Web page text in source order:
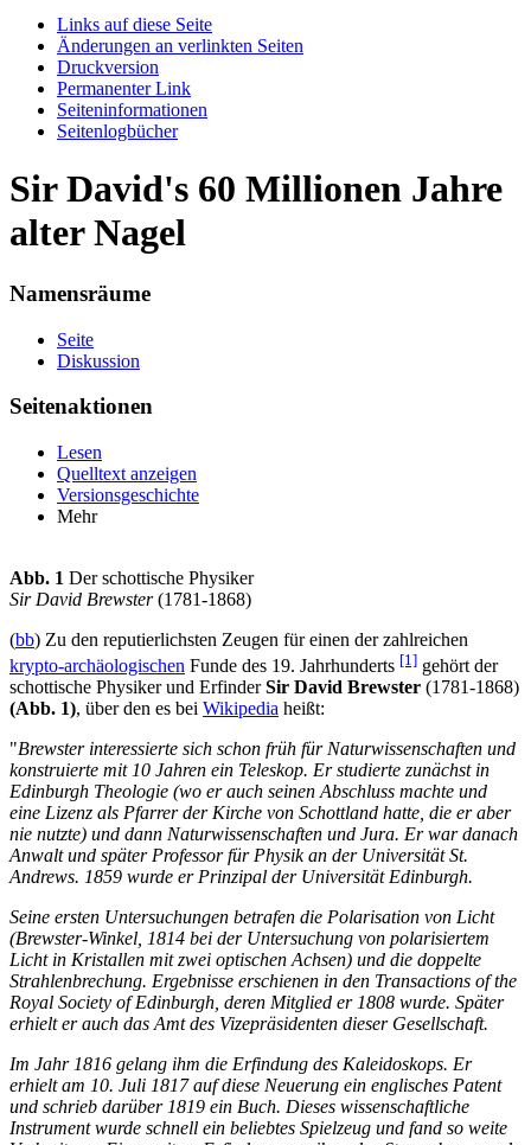
Links auf diese Seite
Änderungen an verlinkten Seiten
Druckversion
Permanenter Link
Seiten­informationen
Seitenlogbücher
Sir David's 60 Millionen Jahre
alter Nagel
Namensräume
Seite
Diskussion
Seitenaktionen
Lesen
Quelltext anzeigen
Versionsgeschichte
Mehr
Abb. 1 Der schottische Physiker
Sir David Brewster(1781-1868)
(bb) Zu den reputierlichsten Zeugen für einen der zahlreichen
krypto-archäologischen Funde des 19. Jahrhunderts [1] gehört der
schottische Physiker und ErfinderSir David Brewster (1781-1868)
(Abb. 1), über den es bei Wikipedia heißt:
"Brewster interessierte sich schon früh für Naturwissenschaften und
konstruierte mit 10 Jahren ein Teleskop. Er studierte zunächst in
Edinburgh Theologie (wo er auch seinen Abschluss machte und
eine Lizenz als Pfarrer der Kirche von Schottland hatte, die er aber
nie nutzte) und dann Naturwissenschaften und Jura. Er war danach
Anwalt und später Professor für Physik an der Universität St.
Andrews. 1859 wurde er Prinzipal der Universität Edinburgh.
Seine ersten Untersuchungen betrafen die Polarisation von Licht
(Brewster-Winkel, 1814 bei der Untersuchung von polarisiertem
Licht in Kristallen mit zwei optischen Achsen) und die doppelte
Strahlenbrechung. Ergebnisse erschienen in den Transactions of the
Royal Society of Edinburgh, deren Mitglied er 1808 wurde. Später
erhielt er auch das Amt des Vizepräsidenten dieser Gesellschaft.
Im Jahr 1816 gelang ihm die Erfindung des Kaleidoskops. Er
erhielt am 10. Juli 1817 auf diese Neuerung ein englisches Patent
und schrieb darüber 1819 ein Buch. Dieses wissenschaftliche
Instrument wurde schnell ein beliebtes Spielzeug und fand so weite